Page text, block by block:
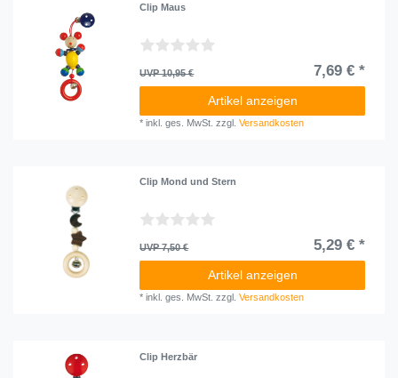
Clip Maus
UVP 10,95 € 7,69 € *
Artikel anzeigen
*inkl. ges. MwSt. zzgl.Versandkosten
Clip Mond und Stern
UVP 7,50 € 5,29 € *
Artikel anzeigen
*inkl. ges. MwSt. zzgl.Versandkosten
Clip Herzbär